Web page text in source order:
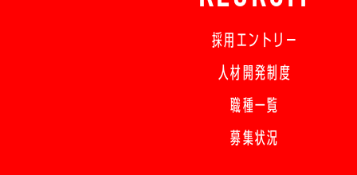
採用エントリー
人材開発制度
職種一覧
募集状況